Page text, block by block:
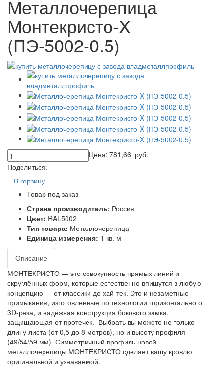
Металлочерепица
Монтекристо-X
(ПЭ-5002-0.5)
Цена: 781,66 руб.
Поделиться:
В корзину
Товар под заказ
Страна производитель: Россия
Цвет: RAL5002
Тип товара: Металлочерепица
Единица измерения: 1 кв. м
Описание
МОНТЕКРИСТО — это совокупность прямых линий и
скруглённых форм, которые естественно впишутся в любую
концепцию — от классики до хай-тек. Это и незаметные
примыкания, изготовленные по технологии горизонтального
3D-реза, и надёжная конструкция бокового замка,
защищающая от протечек. Выбрать вы можете не только
длину листа (от 0,5 до 8 метров), но и высоту профиля
(49/54/59 мм). Симметричный профиль новой
металлочерепицы МОНТЕКРИСТО сделает вашу кровлю
оригинальной и узнаваемой.